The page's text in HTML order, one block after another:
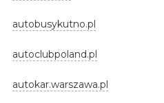
autobusykutno.pl
autoclubpoland.pl
autokar.warszawa.pl